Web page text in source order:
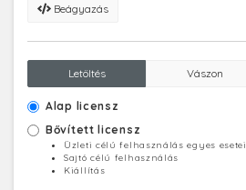
Beágyazás
Letöltés Vászon
Alap licensz
Bővített licensz
Üzleti célú felhasználás egyes esetei
Sajtó célú felhasználás
Kiállítás